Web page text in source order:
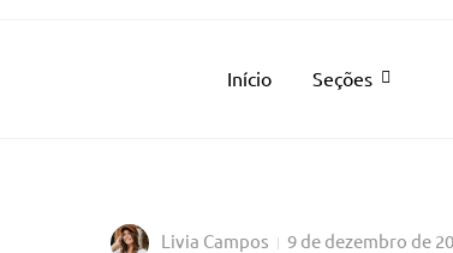
Início Seções
Livia Campos 9 de dezembro de